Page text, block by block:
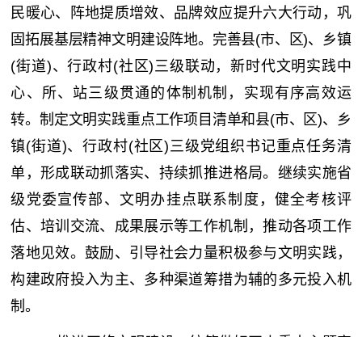
民暖心、阵地提质增效、品牌效应提升六大行动，巩
固拓展基层精神文明建设阵地。完善县(市、区)、乡镇
(街道)、行政村(社区)三级联动，新时代文明实践中
心、所、站三级贯通的体制机制，实现有序高效运
转。制定文明实践重点工作项目清单和县(市、区)、乡
镇(街道)、行政村(社区)三级党组织书记重点任务清
单，形成联动抓落实、持续抓推进格局。继续实施省
级党委宣传部、文明办挂点联系制度，健全考核评
估、培训交流、成果展示等工作机制，推动各项工作
落地见效。鼓励、引导社会力量积极参与文明实践，
构建政府投入为主、多种渠道筹措为辅的多元投入机
制。